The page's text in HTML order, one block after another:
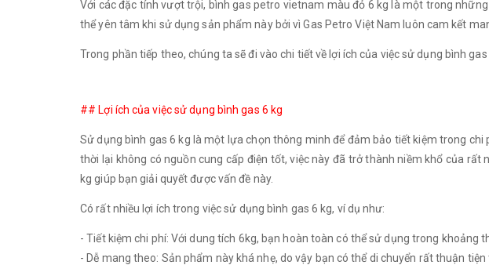
Với các đặc tính vượt trội, bình gas petro vietnam màu đỏ 6 kg là một trong
thể yên tâm khi sử dụng sản phẩm này bởi vì Gas Petro Việt Nam luôn cam kết
Trong phần tiếp theo, chúng ta sẽ đi vào chi tiết về lợi ích của việc sử dụng bình
## Lợi ích của việc sử dụng bình gas 6 kg
Sử dụng bình gas 6 kg là một lựa chọn thông minh để đảm bảo tiết kiệm trong
thời lại không có nguồn cung cấp điện tốt, việc này đã trở thành niềm khổ của
kg giúp bạn giải quyết được vấn đề này.
Có rất nhiều lợi ích trong việc sử dụng bình gas 6 kg, ví dụ như:
- Tiết kiệm chi phí: Với dung tích 6kg, bạn hoàn toàn có thể sử dụng trong khoảng
- Dễ mang theo: Sản phẩm này khá nhẹ, do vậy bạn có thể di chuyển rất thuận